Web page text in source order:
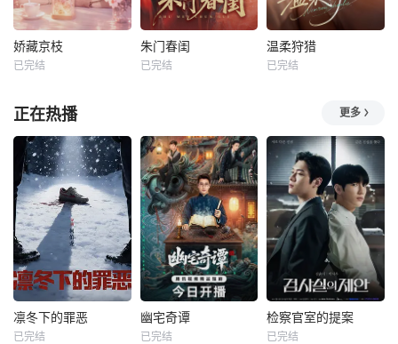
娇藏京枝
已完结
朱门春闺
已完结
温柔狩猎
已完结
正在热播 更多
凛冬下的罪恶
已完结
幽宅奇谭
已完结
检察官室的提案
已完结